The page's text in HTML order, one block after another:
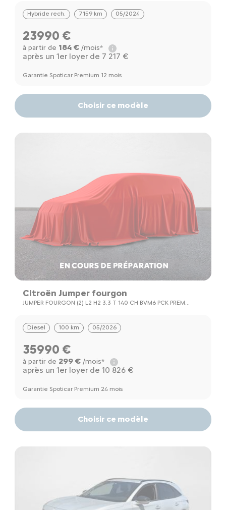
Hybride rech. 7159 km 05/2024
23990 €
à partir de 184 €/mois*
après un 1er loyer de 7 217 €
Garantie Spoticar Premium 12 mois
Choisir ce modèle
Citroën Jumper fourgon
JUMPER FOURGON (2) L2 H2 3.3 T 140 CH BVM6 PCK PREM
Diesel 100 km 05/2026
35990 €
à partir de 299 €/mois*
après un 1er loyer de 10 826 €
Garantie Spoticar Premium 24 mois
Choisir ce modèle